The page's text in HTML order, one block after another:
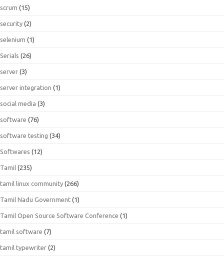
scrum (15)
security (2)
selenium (1)
Serials (26)
server (3)
server integration (1)
social media (3)
software (76)
software testing (34)
Softwares (12)
Tamil (235)
tamil linux community (266)
Tamil Nadu Government (1)
Tamil Open Source Software Conference (1)
tamil software (7)
tamil typewriter (2)